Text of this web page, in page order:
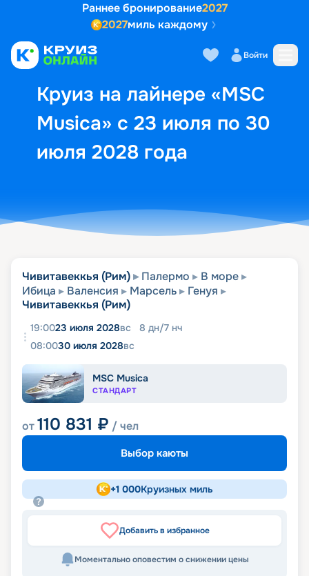
Раннее бронирование2027
2027миль каждому
Войти
Круиз на лайнере «MSC
Musica» с 23 июля по 30
июля 2028 года
Выбор кают Маршрут и
Чивитавеккья (Рим) Палермо
В море
Ибица
Валенсия Марсель
Генуя
Чивитавеккья (Рим)
19:0023 июля 2028вс 8 дн/7 нч
08:0030 июля 2028вс
MSC Musica
СТАНДАРТ
от110 831 ₽ / чел
Выбор каюты
+1 000Круизных миль
Добавить в избранное
Моментально оповестим о снижении цены